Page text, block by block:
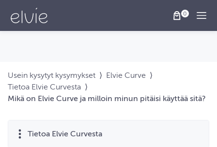
Usein kysytyt kysymykset ⟩ Elvie Curve ⟩
Tietoa Elvie Curvesta ⟩
Mikä on Elvie Curve ja milloin minun pitäisi käyttää sitä?
Tietoa Elvie Curvesta